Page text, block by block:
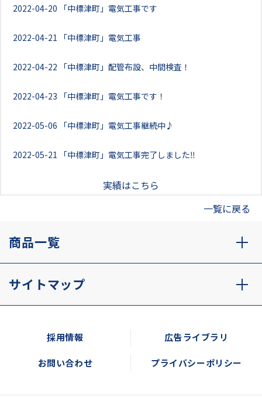
2022-04-20 「中標津町」電気工事です
2022-04-21 「中標津町」電気工事
2022-04-22 「中標津町」配管布設、中間検査！
2022-04-23 「中標津町」電気工事です！
2022-05-06 「中標津町」電気工事継続中♪
2022-05-21 「中標津町」電気工事完了しました‼
実績はこちら
一覧に戻る
商品一覧
サイトマップ
採用情報 広告ライブラリ
お問い合わせ プライバシーポリシー